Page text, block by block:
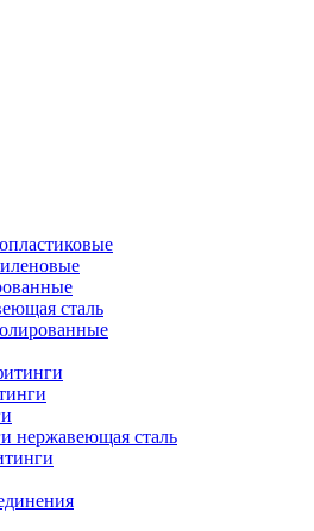
сталь
нержавеющая сталь